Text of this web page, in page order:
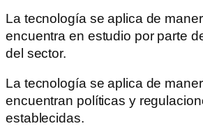
La tecnología se aplica de
encuentra en estudio por parte
del sector.
La tecnología se aplica de
encuentran políticas y
establecidas.